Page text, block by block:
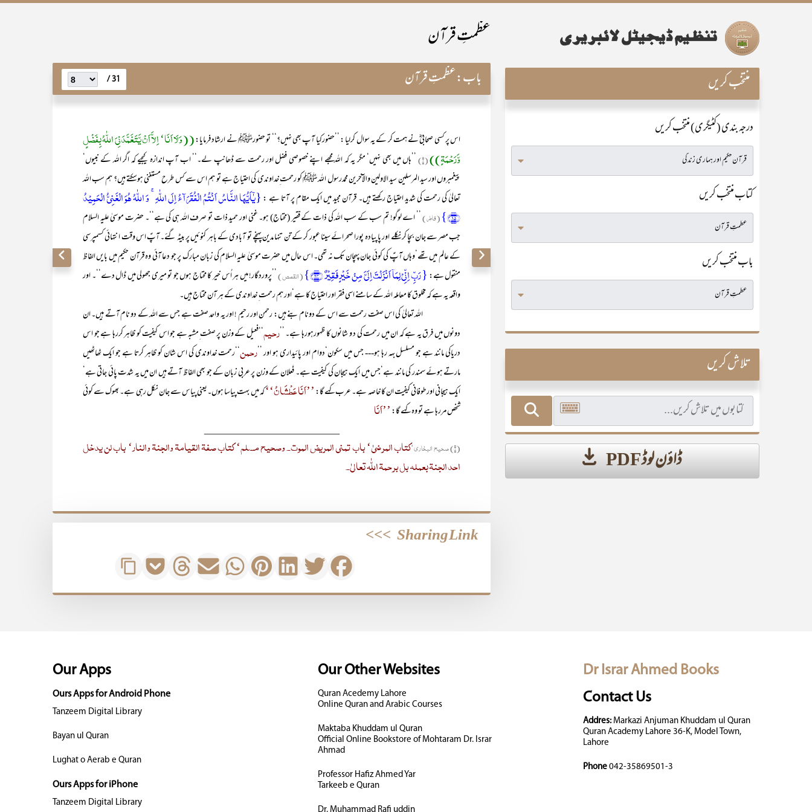
عظمتِ قرآن
باب:عظمتِ قرآن 31 /
اس پر کسی صحابیؓ نے ہمت کر کے یہ سوال کرلیا : ’’حضورکیا آپ بھی نہیں؟‘‘ تو حضورﷺنے ارشاد فرمایا:((وَلَا اَنَا‘ اِلاَّ اَنْ یَّتَغَمَّدَنِیَ اللّٰہُ بِفَضْلٍ
وَّرَحْمَۃٍ))(۱)
’’ہاں میں بھی نہیں‘ مگر یہ کہ اللہ مجھے اپنے خصوصی فضل اور رحمت سے ڈھانپ لے۔‘‘ اب آپ اندازہ کیجیے کہ اگر اللہ کے نبیوں‘
پیغمبروں اور سید المرسلین سید الاولین والآخرین محمدرسول اللہ ﷺ کو رحمت ِخداوندی کی احتیاج ہے تو ہم اس سے کس طرح مستغنی ہوسکتے ہیں؟ ہم سب اللہ
تعالیٰ کی رحمت کی شدید احتیاج رکھتے ہیں۔ قرآن مجید میں ایک مقام پر آتا ہے :{یٰۤاَیُّہَا النَّاسُ اَنۡتُمُ الۡفُقَرَآءُ اِلَی اللّٰہِ ۚ وَ اللّٰہُ ہُوَ الۡغَنِیُّ الۡحَمِیۡدُ
﴿۱۵﴾}
(فاطر) ’’ اے لوگو! تم سب کے سب اللہ کی ذات کے فقیر (محتاج) ہو۔ غنی اور حمید ذات تو صرف اللہ ہی کی ہے‘‘۔ حضرت موسیٰ علیہ السلام
جب مصر سے جان بچا کر نکلے اور پا پیادہ پورا صحرائے سینا عبور کر کے تن تنہا مدین پہنچے تو آبادی کے باہر کنوئیں پر بیٹہ گئے۔ آپؑ اس وقت انتہائی کسمپرسی
کے عالم میں تھے‘وہاں آپؑ کی کوئی جان پہچان تک نہ تھی۔ اس حال میں حضرت موسیٰ علیہ السلام کی زبان مبارک پر جو دعا آئی وہ قرآن حکیم میں بایں الفاظ
منقول ہے:{ رَبِّ اِنِّیۡ لِمَاۤ اَنۡزَلۡتَ اِلَیَّ مِنۡ خَیۡرٍ فَقِیۡرٌ ﴿۲۴﴾} (القصص) ’’پروردگار! میں ہر اُس خیر کا محتاج ہوں جو تو میری جھولی میں ڈال دے‘‘۔ اور
واقعہ یہ ہے کہ مخلوق کا معاملہ اللہ کے سامنے اسی فقر اور احتیاج کا ہے‘اور ہم رحمت ِ خداوندی کے ہر آن محتاج ہیں۔
اللہ تعالیٰ کی اس صفت رحمت سے اس کے دونام بنے ہیں: رحمن اور رحیم ! اور یہ واحد صفت ہے جس سے اللہ کے دو نام آتے ہیں۔ ان
دونوں میں فرق یہ ہے کہ ان میں رحمت کی د و شانوں کا ظہورہورہا ہے۔ ’’رحیم ‘‘فعیل کے وزن پر صفت ِمشبہ ہے جو اس کیفیت کو ظاہر کررہا ہے جو اس
دریاکی مانند ہے جو مسلسل بہہ رہا ہو--- جس میں سکون‘دوام اور پائیداری ہو اور ’’رحمن ‘‘رحمت خداوندی کی اس شان کو ظاہر کرتا ہے جو ایک ٹھاٹھیں
مارتے ہوئے سمندر کی مانند ہے‘جس میں ایک ہیجان کی کیفیت ہے۔ فَعلان کے وزن پر عربی زبان کے جو بھی الفاظ آتے ہیں ان میں یہ شدت پائی جاتی ہے‘
ایک ہیجانی اور طوفانی کیفیت ان کا خاصہ ہے۔ عرب کہے گا:’’اَنَا عَطْشَانُ‘‘کہ میں بہت پیاسا ہوں۔یعنی پیاس سے جان نکل رہی ہے۔ بھوک سے کوئی
شخص مررہا ہے تو وہ کہے گا:’’اَنَا
____________________________
(۱) صحیح البخاری‘
کتاب المرضیٰ‘ باب تمنی المریض الموت۔ وصحیح مسلم‘ کتاب صفۃ القیامۃ والجنۃ والنار‘ باب لن یدخل
احد الجنۃ بعملہ بل برحمۃ اللّٰہ تعالیٰ۔
Sharing Link
>>>
منتخب کریں
درجہ بندی (کٹیگری) منتخب کریں
کتاب منتخب کریں
باب منتخب کریں
تلاش کریں
ڈاؤن لوڈ PDF
Dr Israr Ahmed Books
Contact Us
Addres:Markazi Anjuman Khuddam ul Quran
Quran Academy Lahore 36-K, Model Town,
Lahore
Phone 042-35869501-3
Our Other Websites
Quran Acedemy Lahore
Online Quran and Arabic Courses
Maktaba Khuddam ul Quran
Official Online Bookstore of Mohtaram Dr. Israr
Ahmad
Professor Hafiz Ahmed Yar
Tarkeeb e Quran
Dr. Muhammad Rafi uddin
Our Apps
Ours Apps for Android Phone
Tanzeem Digital Library
Bayan ul Quran
Lughat o Aerab e Quran
Ours Apps for iPhone
Tanzeem Digital Library